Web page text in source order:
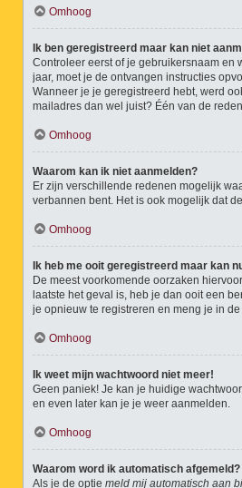
Omhoog
Ik ben geregistreerd maar kan niet
Controleer eerst of je gebruikersnaam en
jaar, moet je de ontvangen instructies
Wanneer je je geregistreerd hebt, werd
mailadres dan wel juist? Één van de
Omhoog
Waarom kan ik niet aanmelden?
Er zijn verschillende redenen mogelijk
verbannen bent. Het is ook mogelijk dat
Omhoog
Ik heb me ooit geregistreerd maar kan
De meest voorkomende oorzaken
laatste het geval is, heb je dan ooit een
je opnieuw te registreren en meng je in
Omhoog
Ik weet mijn wachtwoord niet meer!
Geen paniek! Je kan je huidige
en even later kan je je weer aanmelden.
Omhoog
Waarom word ik automatisch afgemeld?
Als je de optie meld mij automatisch aan